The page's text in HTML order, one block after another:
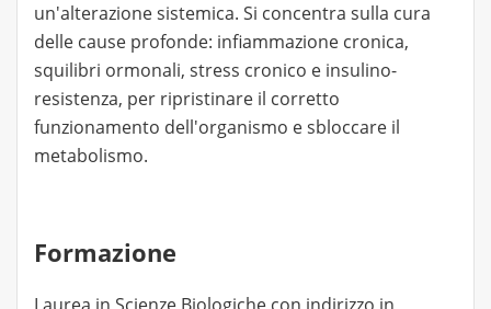
un'alterazione sistemica. Si concentra sulla cura
delle cause profonde: infiammazione cronica,
squilibri ormonali, stress cronico e insulino-
resistenza, per ripristinare il corretto
funzionamento dell'organismo e sbloccare il
metabolismo.
Formazione